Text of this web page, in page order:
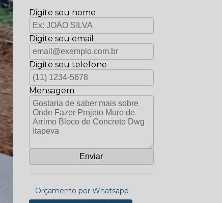
Digite seu nome
Digite seu email
Digite seu telefone
Mensagem
Orçamento por Whatsapp